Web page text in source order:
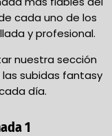
cada uno de los
y profesional.
nuestra sección
subidas fantasy
día.
1